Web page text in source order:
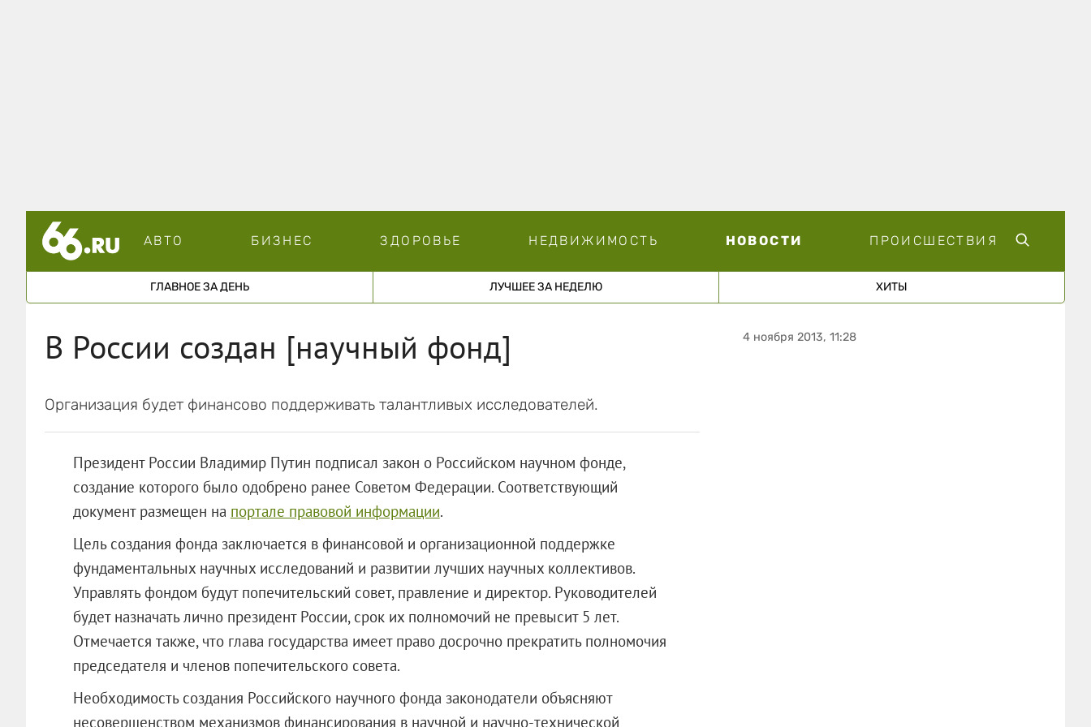
АВТО БИЗНЕС ЗДОРОВЬЕ НЕДВИЖИМОСТЬ НОВОСТИ ПРОИСШЕСТВИЯ
ГЛАВНОЕ ЗА ДЕНЬ ЛУЧШЕЕ ЗА НЕДЕЛЮ ХИТЫ
В России создан [научный фонд]
Организация будет финансово поддерживать талантливых исследователей.
Президент России Владимир Путин подписал закон о Российском научном фонде,
создание которого было одобрено ранее Советом Федерации. Соответствующий
документ размещен на портале правовой информации.
Цель создания фонда заключается в финансовой и организационной поддержке
фундаментальных научных исследований и развитии лучших научных коллективов.
Управлять фондом будут попечительский совет, правление и директор. Руководителей
будет назначать лично президент России, срок их полномочий не превысит 5 лет.
Отмечается также, что глава государства имеет право досрочно прекратить полномочия
председателя и членов попечительского совета.
Необходимость создания Российского научного фонда законодатели объясняют
несовершенством механизмов финансирования в научной и научно-технической
4 ноября 2013, 11:28